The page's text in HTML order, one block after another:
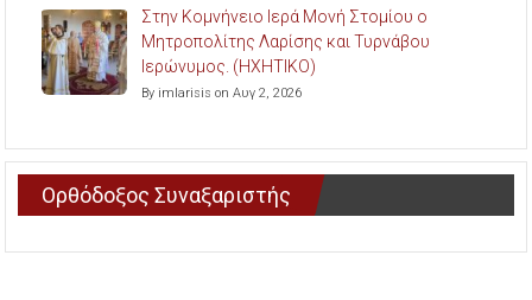
Στην Κομνήνειο Ιερά Μονή Στομίου ο
Μητροπολίτης Λαρίσης και Τυρνάβου
Ιερώνυμος. (ΗΧΗΤΙΚΟ)
By imlarisis on Αυγ 2, 2026
Ορθόδοξος Συναξαριστής